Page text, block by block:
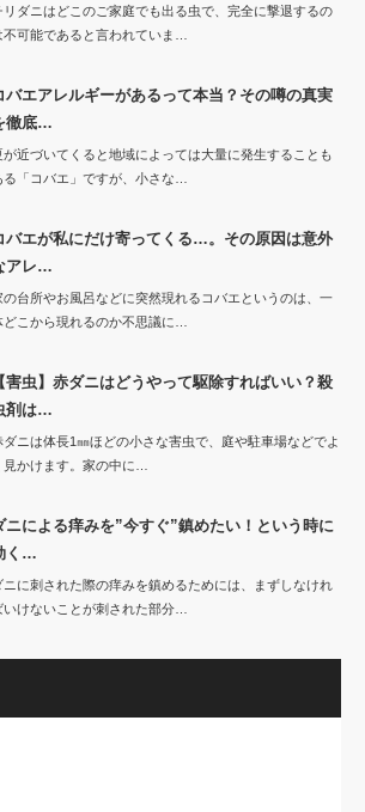
リダニはどこのご家庭でも出る虫で、完全に撃退するの
不可能であると言われていま…
バエアレルギーがあるって本当？その噂の真実
徹底…
が近づいてくると地域によっては大量に発生することも
る「コバエ」ですが、小さな…
バエが私にだけ寄ってくる…。その原因は意外
アレ…
の台所やお風呂などに突然現れるコバエというのは、一
どこから現れるのか不思議に…
【害虫】赤ダニはどうやって駆除すればいい？殺
剤は…
ダニは体長1㎜ほどの小さな害虫で、庭や駐車場などでよ
見かけます。家の中に…
ニによる痒みを”今すぐ”鎮めたい！という時に
く…
ニに刺された際の痒みを鎮めるためには、まずしなけれ
いけないことが刺された部分…